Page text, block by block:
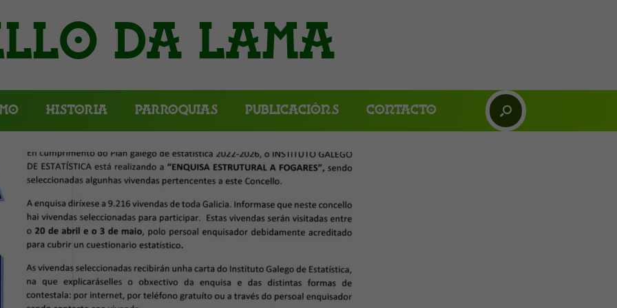
da Lama
Historia Parroquias Publicacións Contacto